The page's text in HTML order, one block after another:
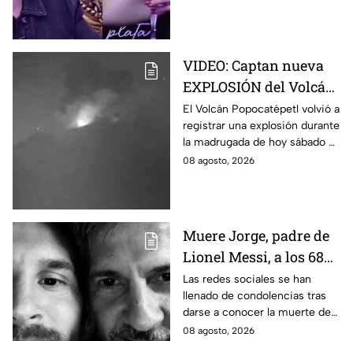
VIDEO: Captan nueva
EXPLOSIÓN del Volcán
Popocatépetl hoy;
arrojó LAVA
El Volcán Popocatépetl volvió a
registrar una explosión durante
la madrugada de hoy sábado 8
de agosto de 2026; arrojó lava
08 agosto, 2026
Muere Jorge, padre de
Lionel Messi, a los 68
años; esto se sabe
Las redes sociales se han
llenado de condolencias tras
darse a conocer la muerte de
Jorge, padre de Lionel Messi, a
08 agosto, 2026